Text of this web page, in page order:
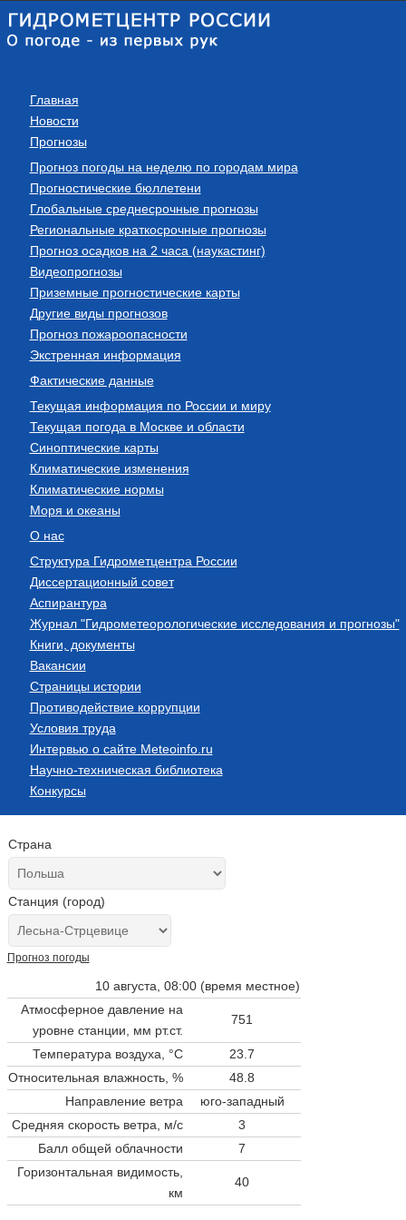
Главная
Новости
Прогнозы
Прогноз погоды на неделю по городам мира
Прогностические бюллетени
Глобальные среднесрочные прогнозы
Региональные краткосрочные прогнозы
Прогноз осадков на 2 часа (наукастинг)
Видеопрогнозы
Приземные прогностические карты
Другие виды прогнозов
Прогноз пожароопасности
Экстренная информация
Фактические данные
Текущая информация по России и миру
Текущая погода в Москве и области
Синоптические карты
Климатические изменения
Климатические нормы
Моря и океаны
О нас
Структура Гидрометцентра России
Диссертационный совет
Аспирантура
Журнал "Гидрометеорологические исследования и прогнозы"
Книги, документы
Вакансии
Страницы истории
Противодействие коррупции
Условия труда
Интервью о сайте Meteoinfo.ru
Научно-техническая библиотека
Конкурсы
Страна
Станция (город)
Прогноз погоды
10 августа, 08:00 (время местное)
Атмосферное давление на
уровне станции, мм рт.ст.
751
Температура воздуха, °C
23.7
Относительная влажность, %
48.8
Направление ветра
юго-западный
Средняя скорость ветра, м/с
3
Балл общей облачности
7
Горизонтальная видимость,
км
40